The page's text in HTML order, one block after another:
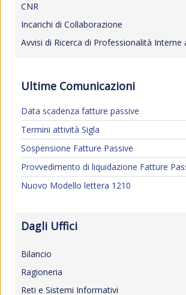
CNR
Incarichi di Collaborazione
Avvisi di Ricerca di Professionalità Interne
Ultime Comunicazioni
Data scadenza fatture passive
Termini attività Sigla
Sospensione Fatture Passive
Provvedimento di liquidazione Fatture
Nuovo Modello lettera 1210
Dagli Uffici
Bilancio
Ragioneria
Reti e Sistemi Informativi